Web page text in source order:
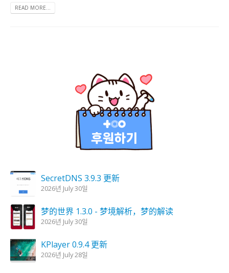
READ MORE...
SecretDNS 3.9.3 更新
2026년 July 30일
梦的世界 1.3.0 - 梦境解析，梦的解读
2026년 July 30일
KPlayer 0.9.4 更新
2026년 July 28일